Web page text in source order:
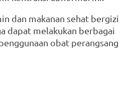
dan makanan sehat bergizi
dapat melakukan berbagai
obat perangsang